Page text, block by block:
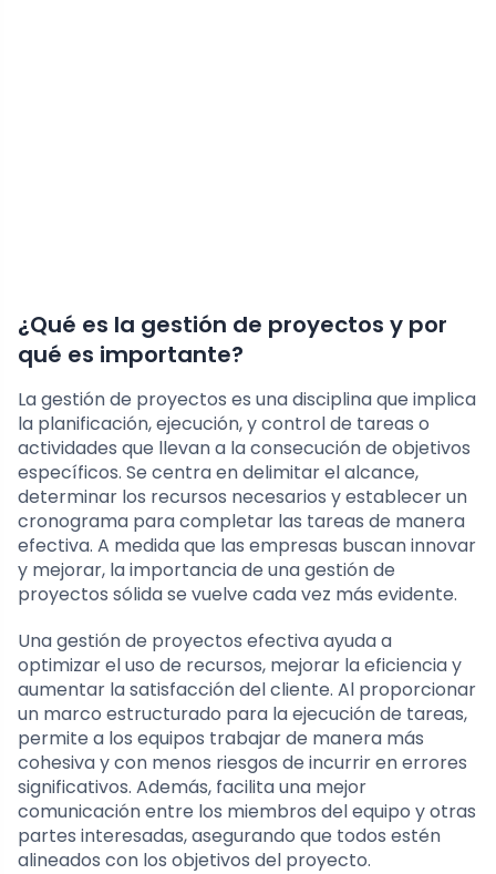
¿Qué es la gestión de proyectos y por
qué es importante?
La gestión de proyectos es una disciplina que implica
la planificación, ejecución, y control de tareas o
actividades que llevan a la consecución de objetivos
específicos. Se centra en delimitar el alcance,
determinar los recursos necesarios y establecer un
cronograma para completar las tareas de manera
efectiva. A medida que las empresas buscan innovar
y mejorar, la importancia de una gestión de
proyectos sólida se vuelve cada vez más evidente.
Una gestión de proyectos efectiva ayuda a
optimizar el uso de recursos, mejorar la eficiencia y
aumentar la satisfacción del cliente. Al proporcionar
un marco estructurado para la ejecución de tareas,
permite a los equipos trabajar de manera más
cohesiva y con menos riesgos de incurrir en errores
significativos. Además, facilita una mejor
comunicación entre los miembros del equipo y otras
partes interesadas, asegurando que todos estén
alineados con los objetivos del proyecto.